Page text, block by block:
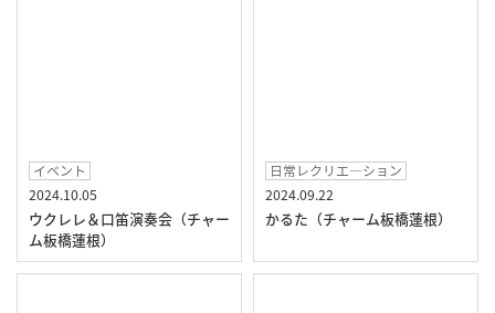
イベント
2024.10.05
ウクレレ＆口笛演奏会（チャー
ム板橋蓮根）
日常レクリエ―ション
2024.09.22
かるた（チャーム板橋蓮根）